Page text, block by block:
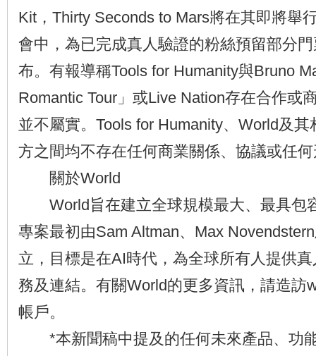
Kit，Thirty Seconds to Mars將在其即將舉
會中，為已完成真人驗證的粉絲預留部分
布。有報導稱Tools for Humanity與Bruno
Romantic Tour」或Live Nation存在合作或
並不屬實。Tools for Humanity、World及
方之間均不存在任何商業關係、協議或任
關於World
World旨在建立全球規模最大、最具包
專案最初由Sam Altman、Max
立，目標是在AI時代，為全球所有人提供
務及連結。有關World的更多資訊，請造訪
帳戶。
*本新聞稿中提及的任何未來產品、功